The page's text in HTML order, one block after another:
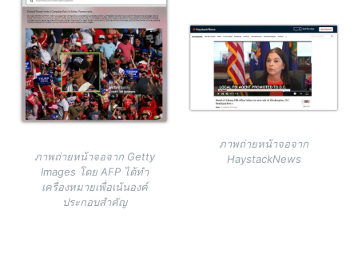
ภาพถ่ายหน้าจอจาก Getty
Images โดย AFP ได้ทำ
เครื่องหมายเพื่อเน้นองค์
ประกอบสำคัญ
Image
ภาพถ่ายหน้าจอจาก
HaystackNews